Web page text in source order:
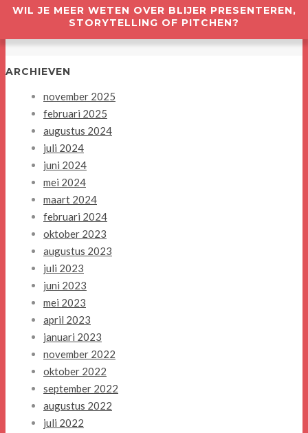
WIL JE MEER WETEN OVER BLIJER PRESENTEREN,
STORYTELLING OF PITCHEN?
ARCHIEVEN
november 2025
februari 2025
augustus 2024
juli 2024
juni 2024
mei 2024
maart 2024
februari 2024
oktober 2023
augustus 2023
juli 2023
juni 2023
mei 2023
april 2023
januari 2023
november 2022
oktober 2022
september 2022
augustus 2022
juli 2022